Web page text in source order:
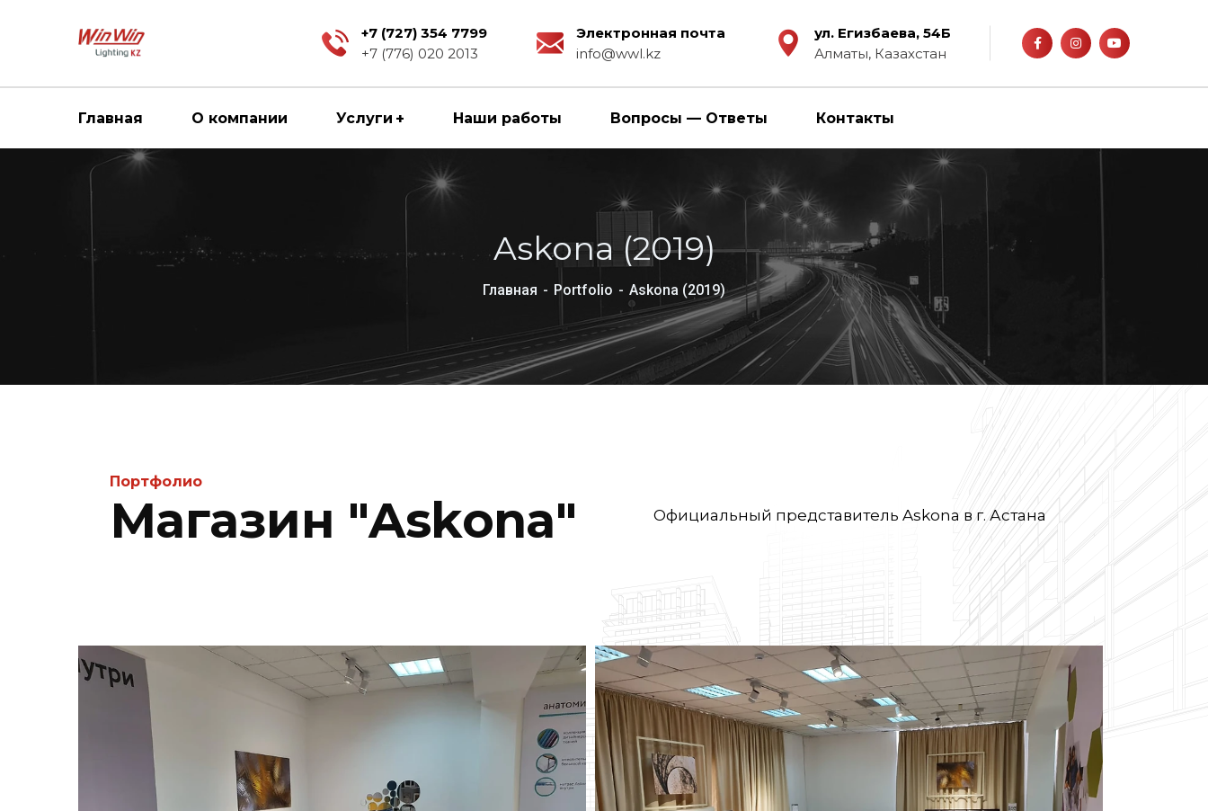
+7 (727) 354 7799
+7 (776) 020 2013
Электронная почта
info@wwl.kz
ул. Егизбаева, 54Б
Алматы, Казахстан
Главная О компании Услуги Наши работы Вопросы — Ответы Контакты
Askona (2019)
Главная Portfolio Askona (2019)
Портфолио
Магазин "Askona" Официальный представитель Askona в г. Астана